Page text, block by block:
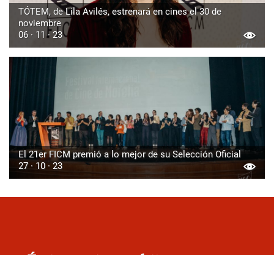
TÓTEM, de Lila Avilés, estrenará en cines el 30 de
noviembre
06 · 11 · 23
El 21er FICM premió a lo mejor de su Selección Oficial
27 · 10 · 23